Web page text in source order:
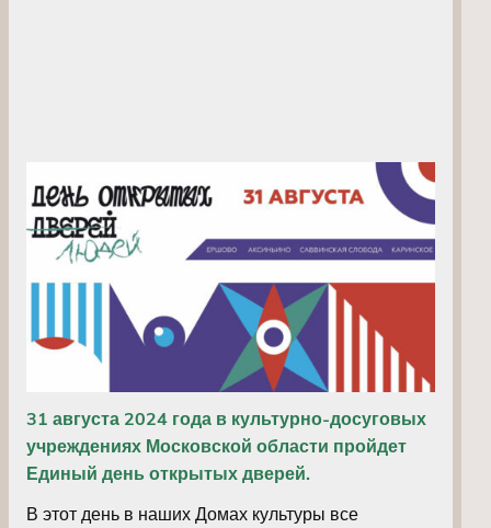
31 августа 2024 года в культурно-досуговых
учреждениях Московской области пройдет
Единый день открытых дверей.
В этот день в наших Домах культуры все